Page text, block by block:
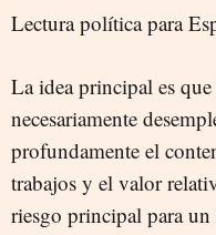
Lectura política para
La idea principal es
necesariamente
profundamente el
trabajos y el valor
riesgo principal para un